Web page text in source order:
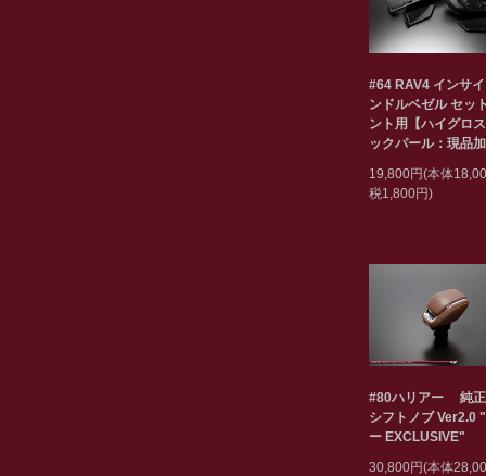
#64 RAV4 インサ
ンドルベゼル セッ
ント用【ハイグロ
ックパール：現品
19,800円(本体
税1,800円)
#80ハリアー 純正
シフトノブ Ver2.0
ー EXCLUSIVE"
30,800円(本体